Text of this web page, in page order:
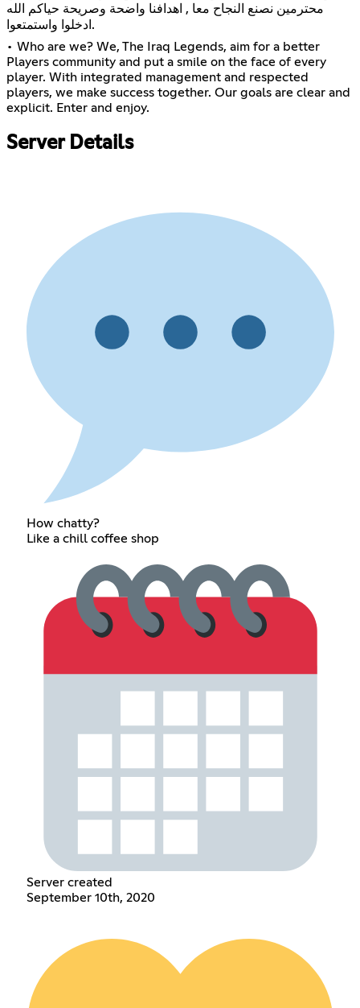
محترمين نصنع النجاح معا , اهدافنا واضحة وصريحة حياكم الله
ادخلوا واستمتعوا.
• Who are we? We, The Iraq Legends, aim for a better
Players community and put a smile on the face of every
player. With integrated management and respected
players, we make success together. Our goals are clear and
explicit. Enter and enjoy.
Server Details
How chatty?
Like a chill coffee shop
Server created
September 10th, 2020